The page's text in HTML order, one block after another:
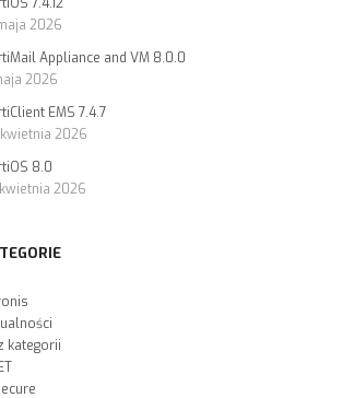
2026
Appliance and VM 8.0.0
2026
EMS 7.4.7
2026
8.0
2026
kategorii